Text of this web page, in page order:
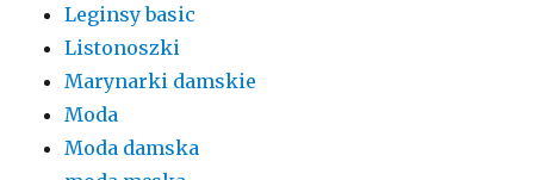
Leginsy basic
Listonoszki
Marynarki damskie
Moda
Moda damska